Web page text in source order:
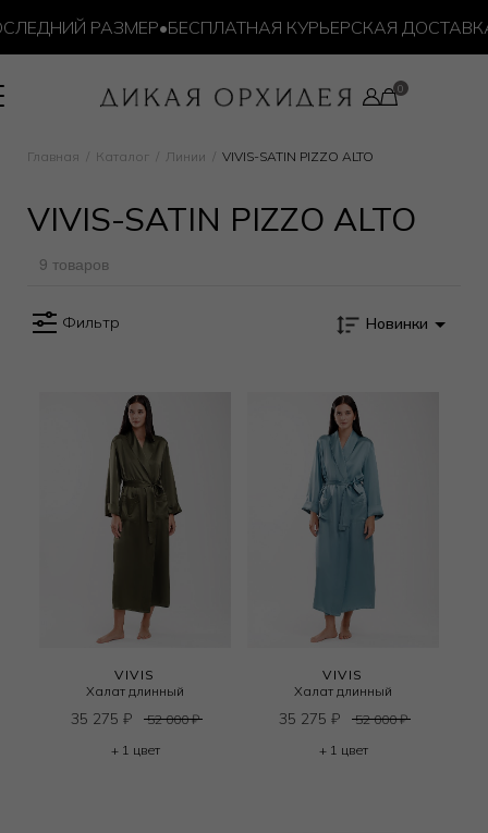
РАЗМЕР•БЕСПЛАТНАЯ КУРЬЕРСКАЯ ДОСТАВКА
Главная Каталог Линии VIVIS-SATIN PIZZO ALTO
VIVIS-SATIN PIZZO ALTO
9 товаров
Фильтр Новинки
VIVIS
Халат длинный
35 275 ₽ 52 000₽
+ 1 цвет
VIVIS
Халат длинный
35 275 ₽ 52 000₽
+ 1 цвет